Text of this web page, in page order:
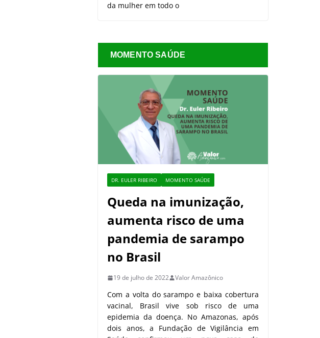
da mulher em todo o
MOMENTO SAÚDE
DR. EULER RIBEIRO MOMENTO SAÚDE
Queda na imunização,
aumenta risco de uma
pandemia de sarampo
no Brasil
19 de julho de 2022 Valor Amazônico
Com a volta do sarampo e baixa cobertura
vacinal, Brasil vive sob risco de uma
epidemia da doença. No Amazonas, após
dois anos, a Fundação de Vigilância em